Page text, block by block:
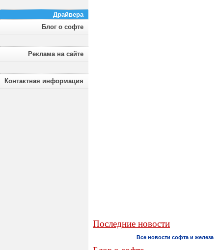
Драйвера
Блог о софте
Реклама на сайте
Контактная информация
Последние новости
Все новости софта и железа